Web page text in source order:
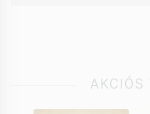
AKCIÓS